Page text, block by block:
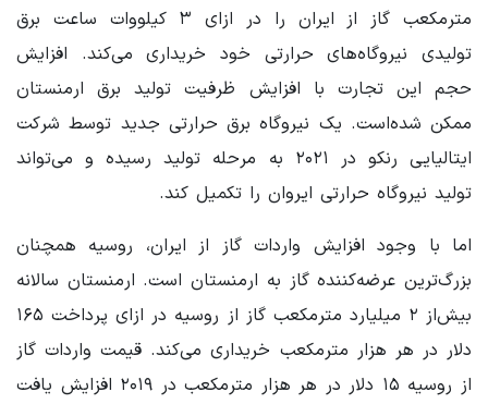
مترمکعب گاز از ایران را در ازای ۳ کیلووات ساعت برق
تولیدی نیروگاه‌های حرارتی خود خریداری می‌کند. افزایش
حجم این تجارت با افزایش ظرفیت تولید برق ارمنستان
ممکن شده‌است. یک نیروگاه برق حرارتی جدید توسط شرکت
ایتالیایی رنکو در ۲۰۲۱ به مرحله تولید رسیده و می‌تواند
تولید نیروگاه حرارتی ایروان را تکمیل کند.
اما با وجود افزایش واردات گاز از ایران، روسیه همچنان
بزرگ‌ترین عرضه‌کننده گاز به ارمنستان است. ارمنستان سالانه
بیش‌از ۲ میلیارد مترمکعب گاز از روسیه در ازای پرداخت ۱۶۵
دلار در هر هزار مترمکعب خریداری می‌کند. قیمت واردات گاز
از روسیه ۱۵ دلار در هر هزار مترمکعب در ۲۰۱۹ افزایش یافت